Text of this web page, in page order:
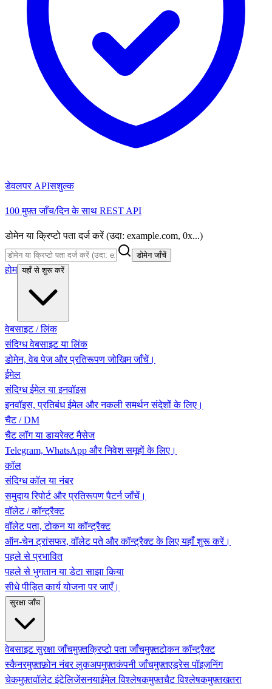
डेवलपर APIसशुल्क
100 मुफ़्त जाँच/दिन के साथ REST API
डोमेन या क्रिप्टो पता दर्ज करें (उदा: example.com, 0x...)
डोमेन जाँचें
होम यहाँ से शुरू करें
वेबसाइट / लिंक
संदिग्ध वेबसाइट या लिंक
डोमेन, वेब पेज और प्रतिरूपण जोखिम जाँचें।
ईमेल
संदिग्ध ईमेल या इनवॉइस
इनवॉइस, प्रतिबंध ईमेल और नकली समर्थन संदेशों के लिए।
चैट / DM
चैट लॉग या डायरेक्ट मैसेज
Telegram, WhatsApp और निवेश समूहों के लिए।
कॉल
संदिग्ध कॉल या नंबर
समुदाय रिपोर्ट और प्रतिरूपण पैटर्न जाँचें।
वॉलेट / कॉन्ट्रैक्ट
वॉलेट पता, टोकन या कॉन्ट्रैक्ट
ऑन-चेन ट्रांसफर, वॉलेट पते और कॉन्ट्रैक्ट के लिए यहाँ शुरू करें।
पहले से प्रभावित
पहले से भुगतान या डेटा साझा किया
सीधे पीड़ित कार्य योजना पर जाएँ।
सुरक्षा जाँच
वेबसाइट सुरक्षा जाँचमुफ़्तक्रिप्टो पता जाँचमुफ़्तटोकन कॉन्ट्रैक्ट
स्कैनरमुफ़्तफ़ोन नंबर लुकअपमुफ़्तकंपनी जाँचमुफ़्तएड्रेस पॉइज़निंग
चेकमुफ़्तवॉलेट इंटेलिजेंसनयाईमेल विश्लेषकमुफ़्तचैट विश्लेषकमुफ़्तखतरा